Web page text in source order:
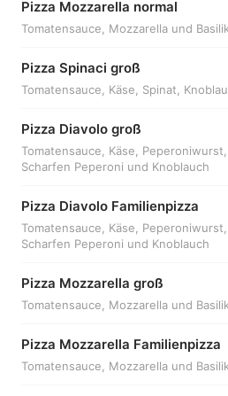
Pizza Mozzarella normal
Tomatensauce, Mozzarella und
Pizza Spinaci groß
Tomatensauce, Käse, Spinat,
Pizza Diavolo groß
Tomatensauce, Käse,
Scharfen Peperoni und Knoblauch
Pizza Diavolo Familienpizza
Tomatensauce, Käse,
Scharfen Peperoni und Knoblauch
Pizza Mozzarella groß
Tomatensauce, Mozzarella und
Pizza Mozzarella Familienpizza
Tomatensauce, Mozzarella und